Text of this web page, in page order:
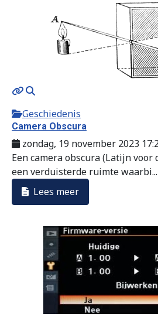
Geschiedenis
Camera Obscura
zondag, 19 november 2023
Een camera obscura (Latijn voor
een verduisterde ruimte waarbi...
Lees meer